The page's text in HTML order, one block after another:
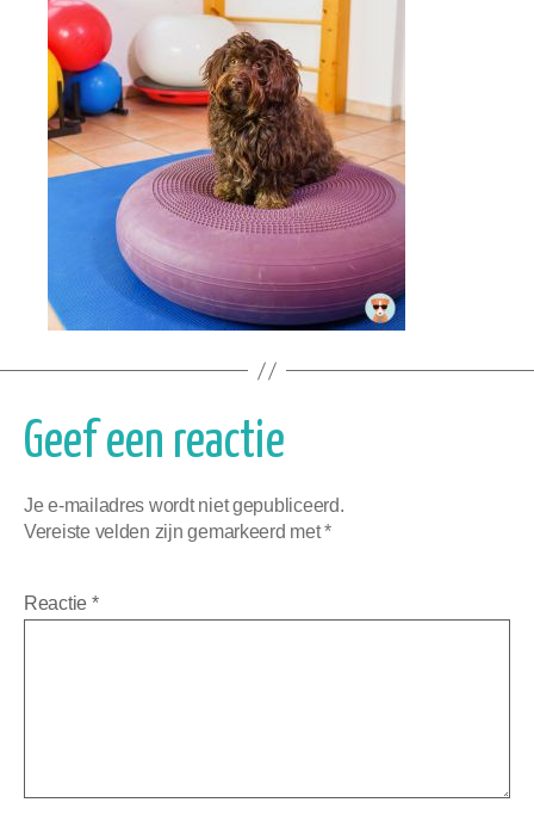
Geef een reactie
Je e-mailadres wordt niet gepubliceerd.
Vereiste velden zijn gemarkeerd met*
Reactie *